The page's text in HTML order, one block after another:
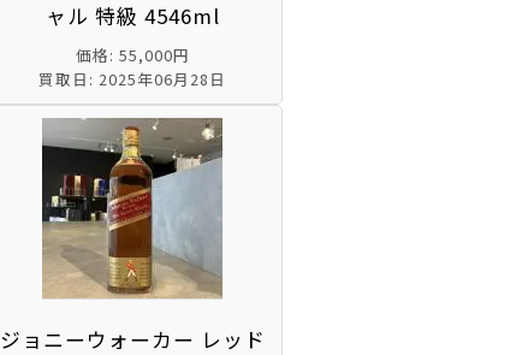
ャル 特級 4546ml
価格: 55,000円
買取日: 2025年06月28日
ジョニーウォーカー レッド